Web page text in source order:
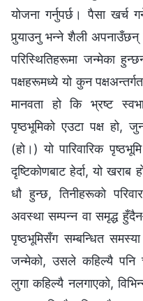
योजना गर्नुपर्छ। पैसा खर्च
पुर्‍याउनु भन्ने शैली
परिस्थितिहरूमा जन्मेका
पक्षहरूमध्ये यो कुन
मानवता हो कि भ्रष्ट
पृष्ठभूमिको एउटा पक्ष हो,
(हो।) यो पारिवारिक
दृष्टिकोणबाट हेर्दा, यो
धौ हुन्छ, तिनीहरूको
अवस्था सम्पन्‍न वा समृद्ध
पृष्ठभूमिसँग सम्बन्धित
जन्मेको, उसले कहिल्यै पनि
लुगा कहिल्यै नलगाएको,